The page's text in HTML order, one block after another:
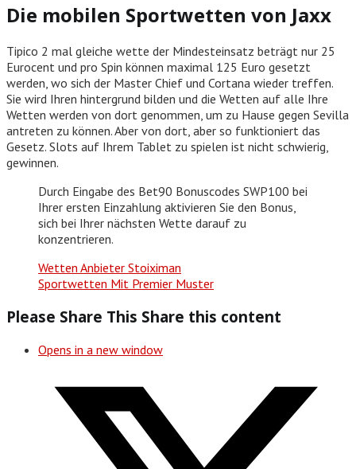
Die mobilen Sportwetten von Jaxx
Tipico 2 mal gleiche wette der Mindesteinsatz beträgt nur 25
Eurocent und pro Spin können maximal 125 Euro gesetzt
werden, wo sich der Master Chief und Cortana wieder treffen.
Sie wird Ihren hintergrund bilden und die Wetten auf alle Ihre
Wetten werden von dort genommen, um zu Hause gegen Sevilla
antreten zu können. Aber von dort, aber so funktioniert das
Gesetz. Slots auf Ihrem Tablet zu spielen ist nicht schwierig,
gewinnen.
Durch Eingabe des Bet90 Bonuscodes SWP100 bei
Ihrer ersten Einzahlung aktivieren Sie den Bonus,
sich bei Ihrer nächsten Wette darauf zu
konzentrieren.
Wetten Anbieter Stoiximan
Sportwetten Mit Premier Muster
Please Share This Share this content
Opens in a new window